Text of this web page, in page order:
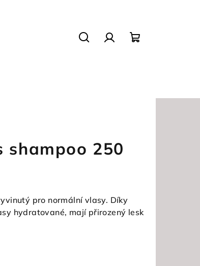
shampoo 250
pro normální vlasy. Díky
hydratované, mají přirozený lesk